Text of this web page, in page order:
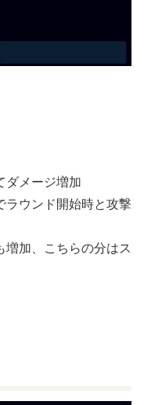
ダメージ増加
ラウンド開始時と攻撃
増加、こちらの分はス